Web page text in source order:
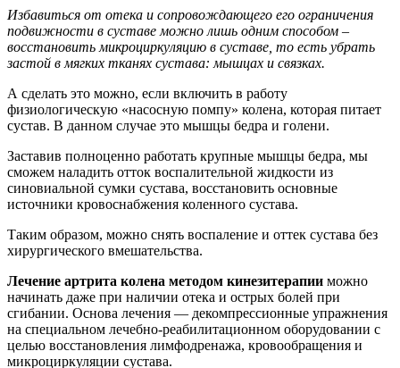
Избавиться от отека и сопровождающего его ограничения
подвижности в суставе можно лишь одним способом –
восстановить микроциркуляцию в суставе, то есть убрать
застой в мягких тканях сустава: мышцах и связках.
А сделать это можно, если включить в работу
физиологическую «насосную помпу» колена, которая питает
сустав. В данном случае это мышцы бедра и голени.
Заставив полноценно работать крупные мышцы бедра, мы
сможем наладить отток воспалительной жидкости из
синовиальной сумки сустава, восстановить основные
источники кровоснабжения коленного сустава.
Таким образом, можно снять воспаление и оттек сустава без
хирургического вмешательства.
Лечение артрита колена методом кинезитерапии можно
начинать даже при наличии отека и острых болей при
сгибании. Основа лечения — декомпрессионные упражнения
на специальном лечебно-реабилитационном оборудовании с
целью восстановления лимфодренажа, кровообращения и
микроциркуляции сустава.